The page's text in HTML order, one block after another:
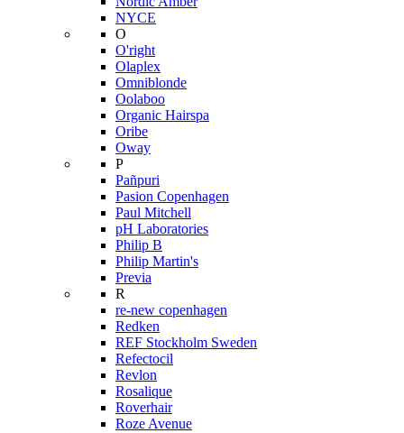
NYCE
O
O'right
Olaplex
Omniblonde
Oolaboo
Organic Hairspa
Oribe
Oway
P
Pañpuri
Pasion Copenhagen
Paul Mitchell
pH Laboratories
Philip B
Philip Martin's
Previa
R
re-new copenhagen
Redken
REF Stockholm Sweden
Refectocil
Revlon
Rosalique
Roverhair
Roze Avenue